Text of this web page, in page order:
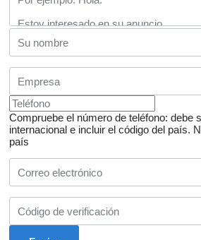
Compruebe el número de teléfono: debe
internacional e incluir el código del país.
país